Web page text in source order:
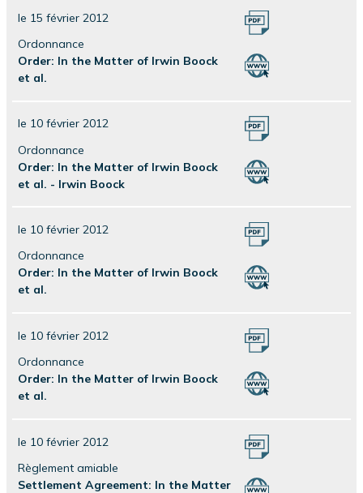
le 15 février 2012
Ordonnance
Order: In the Matter of Irwin Boock
et al.
le 10 février 2012
Ordonnance
Order: In the Matter of Irwin Boock
et al. - Irwin Boock
le 10 février 2012
Ordonnance
Order: In the Matter of Irwin Boock
et al.
le 10 février 2012
Ordonnance
Order: In the Matter of Irwin Boock
et al.
le 10 février 2012
Règlement amiable
Settlement Agreement: In the Matter